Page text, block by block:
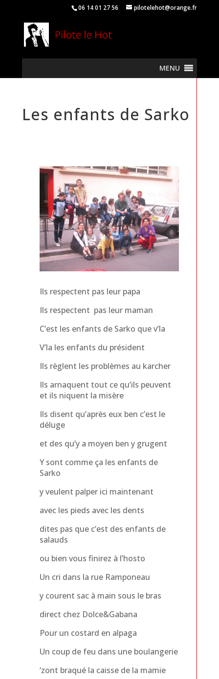
06 14 01 27 56 pilotelehot@orange.fr
MENU
Les enfants de Sarko
Ils respectent pas leur papa
Ils respectent pas leur maman
C’est les enfants de Sarko que v’la
V’la les enfants du président
Ils règlent les problèmes au karcher
Ils arnaquent tout ce qu’ils peuvent
et ils niquent la misère
Ils disent qu’après eux ben c’est le
déluge
et des qu’y a moyen ben y grugent
Y sont comme ça les enfants de
Sarko
y veulent palper ici maintenant
avec les pieds avec les dents
dites pas que c’est des enfants de
salauds
ou bien vous finirez à l’hosto
Un cri dans la rue Ramponeau
y courent sac à main sous le bras
direct chez Dolce&Gabana
Pour un costard en alpaga
Un coup de feu dans une boulangerie
‘zont braqué la caisse de la mamie